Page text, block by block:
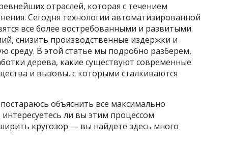
отраслей, которая с течением
Сегодня технологии автоматизированной
все более востребованными и развитыми.
снизить производственные издержки и
В этой статье мы подробно разберем,
дерева, какие существуют современные
и вызовы, с которыми сталкиваются
объяснить все максимально
ли вы этим процессом
кругозор — вы найдете здесь много